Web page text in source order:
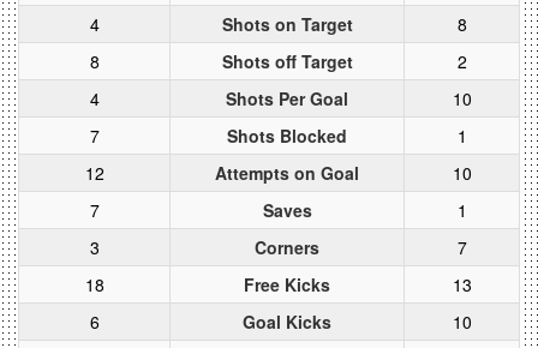
4
Shots on Target
8
8
Shots off Target
2
4
Shots Per Goal
10
7
Shots Blocked
1
12
Attempts on Goal
10
7
Saves
1
3
Corners
7
18
Free Kicks
13
6
Goal Kicks
10